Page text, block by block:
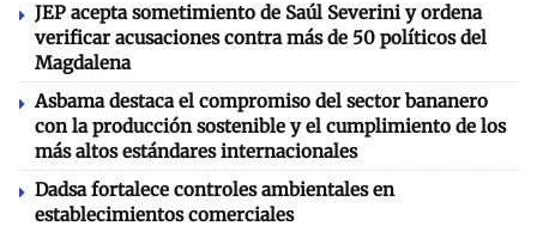
JEP acepta sometimiento de Saúl Severini y ordena
verificar acusaciones contra más de 50 políticos del
Magdalena
Asbama destaca el compromiso del sector bananero
con la producción sostenible y el cumplimiento de los
más altos estándares internacionales
Dadsa fortalece controles ambientales en
establecimientos comerciales